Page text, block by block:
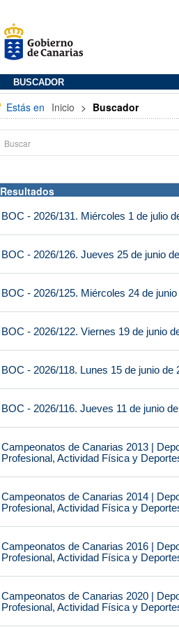
BUSCADOR
Estás en Inicio > Buscador
Resultados
BOC - 2026/131. Miércoles 1 de julio
BOC - 2026/126. Jueves 25 de junio
BOC - 2026/125. Miércoles 24 de
BOC - 2026/122. Viernes 19 de junio
BOC - 2026/118. Lunes 15 de junio de
BOC - 2026/116. Jueves 11 de junio
Campeonatos de Canarias 2013 |
Profesional, Actividad Física y
Campeonatos de Canarias 2014 |
Profesional, Actividad Física y
Campeonatos de Canarias 2016 |
Profesional, Actividad Física y
Campeonatos de Canarias 2020 |
Profesional, Actividad Física y